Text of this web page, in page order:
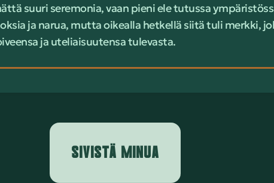
suuri seremonia, vaan pieni ele tutussa
ja narua, mutta oikealla hetkellä siitä tuli merkki,
ja uteliaisuutensa tulevasta.
SIVISTÄ MINUA